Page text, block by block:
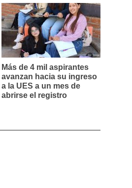
Más de 4 mil aspirantes
avanzan hacia su ingreso
a la UES a un mes de
abrirse el registro